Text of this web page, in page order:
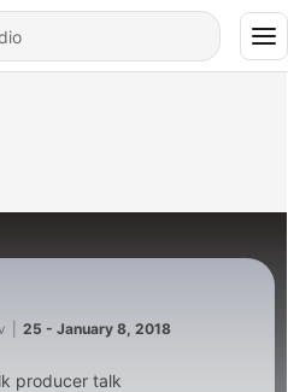
25 - January 8, 2018
producer talk